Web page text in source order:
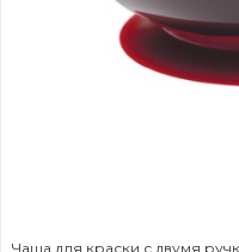
Чаша для краски с двумя